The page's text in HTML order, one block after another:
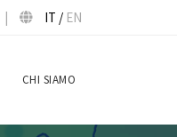
| IT / EN
CHI SIAMO